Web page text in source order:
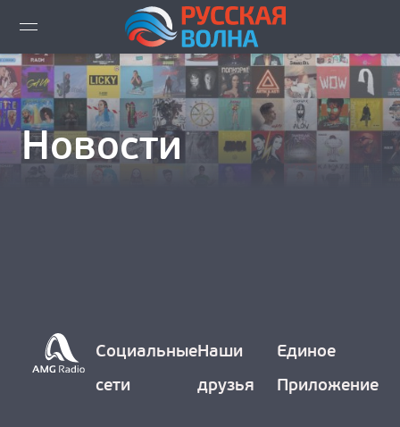
ВИДЕО LIVE
НОВОСТИ
НОВИНКИ ЭФИРА
ГОРОДА ВЕЩАНИЯ
Новости
Социальные
сети
Наши
друзья
Единое
Приложение